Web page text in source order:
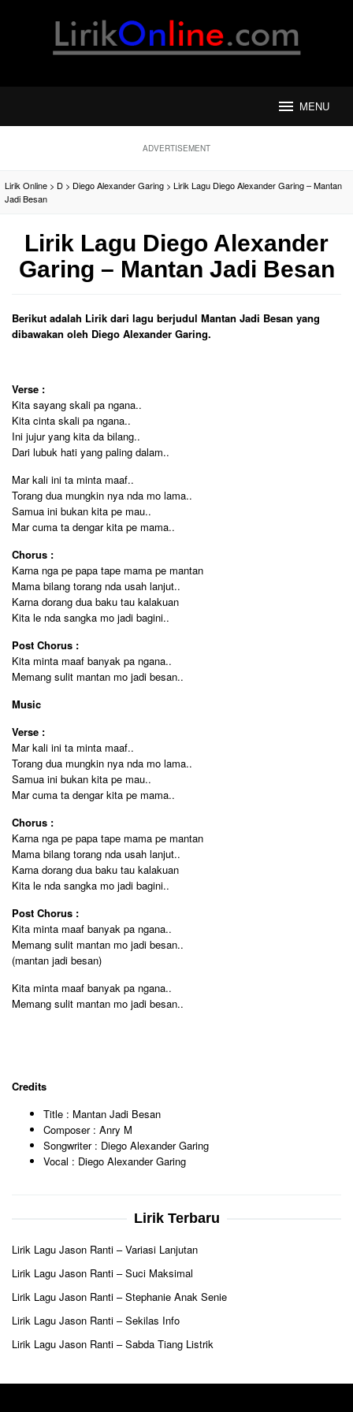
MENU
ADVERTISEMENT
Lirik Online > D > Diego Alexander Garing > Lirik Lagu Diego Alexander Garing – Mantan
Jadi Besan
Lirik Lagu Diego Alexander
Garing – Mantan Jadi Besan
Berikut adalah Lirik dari lagu berjudul Mantan Jadi Besan yang
dibawakan oleh Diego Alexander Garing.
Verse :
Kita sayang skali pa ngana..
Kita cinta skali pa ngana..
Ini jujur yang kita da bilang..
Dari lubuk hati yang paling dalam..
Mar kali ini ta minta maaf..
Torang dua mungkin nya nda mo lama..
Samua ini bukan kita pe mau..
Mar cuma ta dengar kita pe mama..
Chorus :
Karna nga pe papa tape mama pe mantan
Mama bilang torang nda usah lanjut..
Karna dorang dua baku tau kalakuan
Kita le nda sangka mo jadi bagini..
Post Chorus :
Kita minta maaf banyak pa ngana..
Memang sulit mantan mo jadi besan..
Music
Verse :
Mar kali ini ta minta maaf..
Torang dua mungkin nya nda mo lama..
Samua ini bukan kita pe mau..
Mar cuma ta dengar kita pe mama..
Chorus :
Karna nga pe papa tape mama pe mantan
Mama bilang torang nda usah lanjut..
Karna dorang dua baku tau kalakuan
Kita le nda sangka mo jadi bagini..
Post Chorus :
Kita minta maaf banyak pa ngana..
Memang sulit mantan mo jadi besan..
(mantan jadi besan)
Kita minta maaf banyak pa ngana..
Memang sulit mantan mo jadi besan..
Credits
Title : Mantan Jadi Besan
Composer : Anry M
Songwriter : Diego Alexander Garing
Vocal : Diego Alexander Garing
Lirik Terbaru
Lirik Lagu Jason Ranti – Variasi Lanjutan
Lirik Lagu Jason Ranti – Suci Maksimal
Lirik Lagu Jason Ranti – Stephanie Anak Senie
Lirik Lagu Jason Ranti – Sekilas Info
Lirik Lagu Jason Ranti – Sabda Tiang Listrik